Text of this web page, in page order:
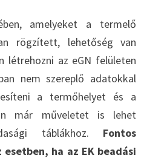
amelyeket a termelő
rögzített, lehetőség van
létrehozni az eGN felületen
nem szereplő adatokkal
a termőhelyet és a
már műveletet is lehet
táblákhoz. Fontos
ha az EK beadási